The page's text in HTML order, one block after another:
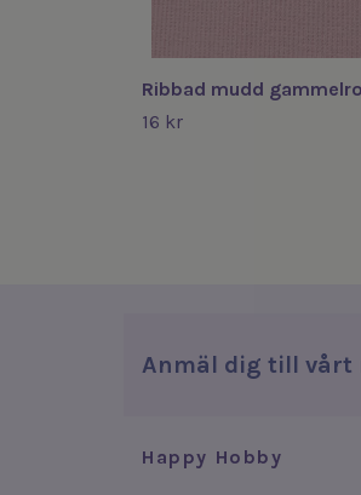
Ribbad mudd
16 kr
Anmäl dig till vårt
Happy Hobby